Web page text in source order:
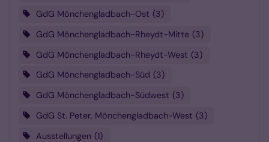
GdG Mönchengladbach-Ost 3
GdG Mönchengladbach-Rheydt-Mitte 3
GdG Mönchengladbach-Rheydt-West 3
GdG Mönchengladbach-Süd
3
GdG Mönchengladbach-Südwest 3
GdG St. Peter, Mönchengladbach-West 3
Ausstellungen 1